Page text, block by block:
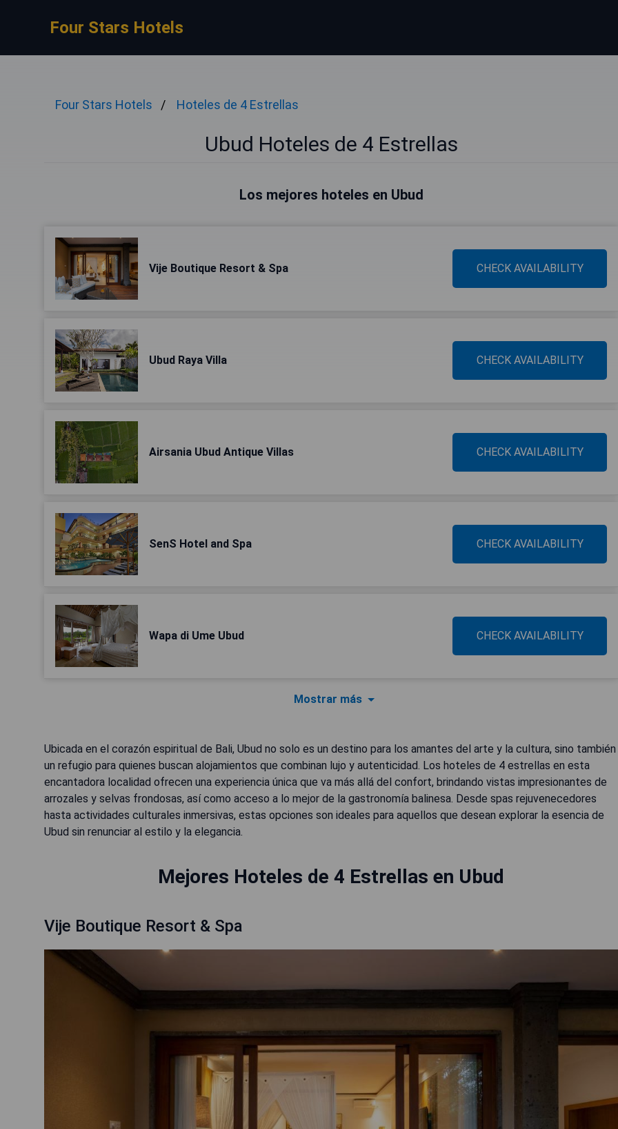
Four Stars Hotels
Four Stars Hotels Hoteles de 4 Estrellas
Ubud Hoteles de 4 Estrellas
Los mejores hoteles en Ubud
Vije Boutique Resort & Spa CHECK AVAILABILITY
Ubud Raya Villa CHECK AVAILABILITY
Airsania Ubud Antique Villas CHECK AVAILABILITY
SenS Hotel and Spa CHECK AVAILABILITY
Wapa di Ume Ubud CHECK AVAILABILITY
Mostrar más
Ubicada en el corazón espiritual de Bali, Ubud no solo es un destino para los amantes del arte y la cultura, sino también
un refugio para quienes buscan alojamientos que combinan lujo y autenticidad. Los hoteles de 4 estrellas en esta
encantadora localidad ofrecen una experiencia única que va más allá del confort, brindando vistas impresionantes de
arrozales y selvas frondosas, así como acceso a lo mejor de la gastronomía balinesa. Desde spas rejuvenecedores
hasta actividades culturales inmersivas, estas opciones son ideales para aquellos que desean explorar la esencia de
Ubud sin renunciar al estilo y la elegancia.
Mejores Hoteles de 4 Estrellas en Ubud
Vije Boutique Resort & Spa